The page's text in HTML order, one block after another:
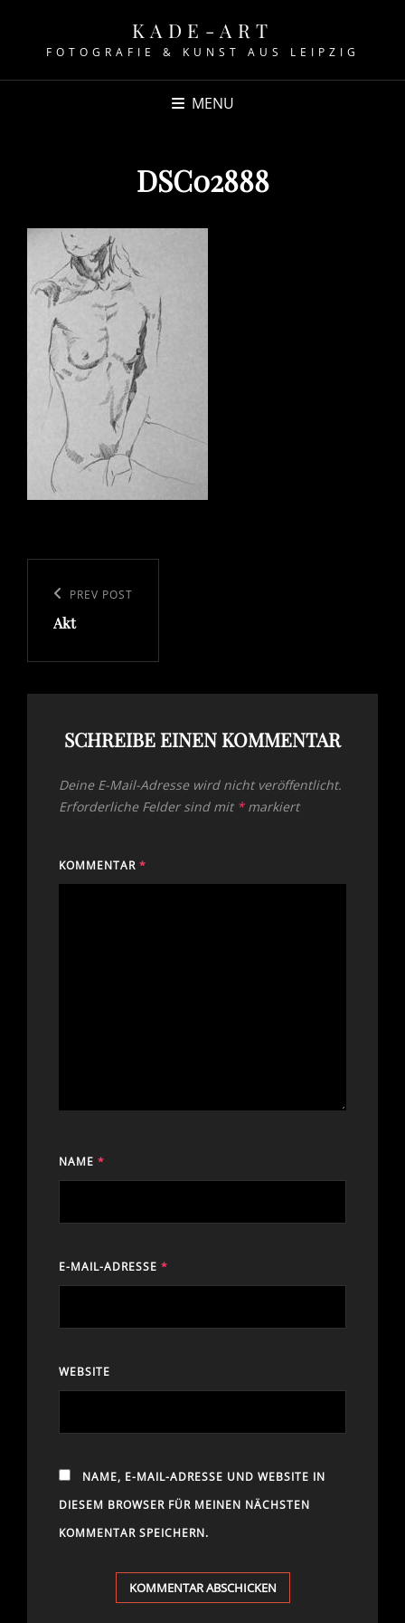
KADE-ART
FOTOGRAFIE & KUNST AUS LEIPZIG
MENU
DSC02888
Previous
Post
PREV POST
Akt
SCHREIBE EINEN KOMMENTAR
Deine E-Mail-Adresse wird nicht veröffentlicht.
Erforderliche Felder sind mit *markiert
KOMMENTAR *
NAME *
E-MAIL-ADRESSE *
WEBSITE
NAME, E-MAIL-ADRESSE UND WEBSITE IN
DIESEM BROWSER FÜR MEINEN NÄCHSTEN
KOMMENTAR SPEICHERN.